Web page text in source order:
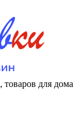
для дома